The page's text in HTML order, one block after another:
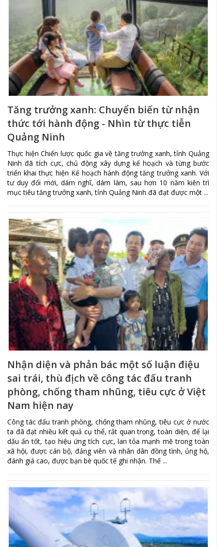
Tăng trưởng xanh: Chuyển biến từ nhận
thức tới hành động - Nhìn từ thực tiễn
Quảng Ninh
Thực hiện Chiến lược quốc gia về tăng trưởng xanh, tỉnh Quảng
Ninh đã tích cực, chủ động xây dựng kế hoạch và từng bước
triển khai thực hiện Kế hoạch hành động tăng trưởng xanh. Với
tư duy đổi mới, dám nghĩ, dám làm, sau hơn 10 năm kiên trì
mục tiêu tăng trưởng xanh, tỉnh Quảng Ninh đã đạt được một ...
Nhận diện và phản bác một số luận điệu
sai trái, thù địch về công tác đấu tranh
phòng, chống tham nhũng, tiêu cực ở Việt
Nam hiện nay
Công tác đấu tranh phòng, chống tham nhũng, tiêu cực ở nước
ta đã đạt nhiều kết quả cụ thể, rất quan trọng, toàn diện, để lại
dấu ấn tốt, tạo hiệu ứng tích cực, lan tỏa mạnh mẽ trong toàn
xã hội, được cán bộ, đảng viên và nhân dân đồng tình, ủng hộ,
đánh giá cao, được bạn bè quốc tế ghi nhận. Thế ...